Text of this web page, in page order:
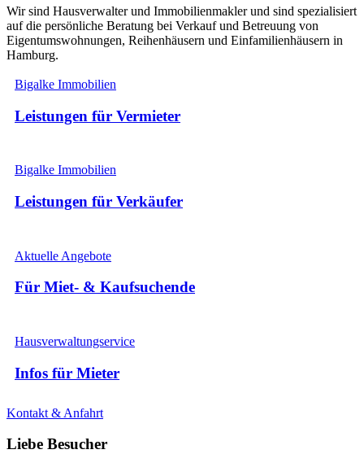
Wir sind Hausverwalter und Immobilienmakler und sind spezialisiert
auf die persönliche Beratung bei Verkauf und Betreuung von
Eigentumswohnungen, Reihenhäusern und Einfamilienhäusern in
Hamburg.
Bigalke Immobilien
Leistungen für Vermieter
Bigalke Immobilien
Leistungen für Verkäufer
Aktuelle Angebote
Für Miet- & Kaufsuchende
Hausverwaltungservice
Infos für Mieter
Kontakt & Anfahrt
Liebe Besucher